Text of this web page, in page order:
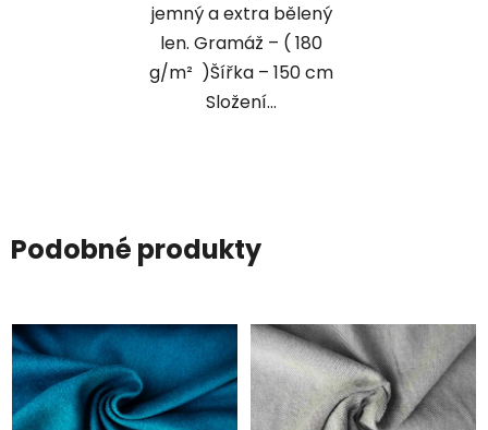
jemný a extra bělený
len. Gramáž – ( 180
g/m² )Šířka – 150 cm
Složení...
Podobné produkty